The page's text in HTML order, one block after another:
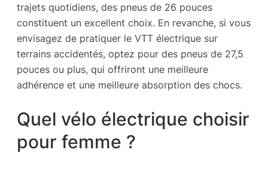
trajets quotidiens, des pneus de 26 pouces
constituent un excellent choix. En revanche, si vous
envisagez de pratiquer le VTT électrique sur
terrains accidentés, optez pour des pneus de 27,5
pouces ou plus, qui offriront une meilleure
adhérence et une meilleure absorption des chocs.
Quel vélo électrique choisir
pour femme ?